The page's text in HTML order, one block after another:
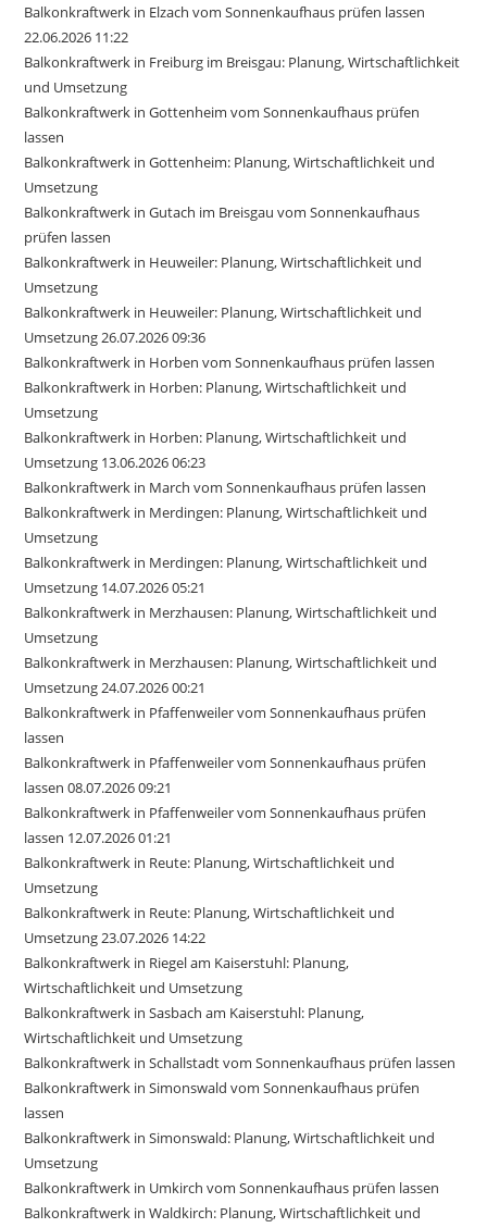
Balkonkraftwerk in Elzach vom Sonnenkaufhaus prüfen lassen
22.06.2026 11:22
Balkonkraftwerk in Freiburg im Breisgau: Planung, Wirtschaftlichkeit
und Umsetzung
Balkonkraftwerk in Gottenheim vom Sonnenkaufhaus prüfen
lassen
Balkonkraftwerk in Gottenheim: Planung, Wirtschaftlichkeit und
Umsetzung
Balkonkraftwerk in Gutach im Breisgau vom Sonnenkaufhaus
prüfen lassen
Balkonkraftwerk in Heuweiler: Planung, Wirtschaftlichkeit und
Umsetzung
Balkonkraftwerk in Heuweiler: Planung, Wirtschaftlichkeit und
Umsetzung 26.07.2026 09:36
Balkonkraftwerk in Horben vom Sonnenkaufhaus prüfen lassen
Balkonkraftwerk in Horben: Planung, Wirtschaftlichkeit und
Umsetzung
Balkonkraftwerk in Horben: Planung, Wirtschaftlichkeit und
Umsetzung 13.06.2026 06:23
Balkonkraftwerk in March vom Sonnenkaufhaus prüfen lassen
Balkonkraftwerk in Merdingen: Planung, Wirtschaftlichkeit und
Umsetzung
Balkonkraftwerk in Merdingen: Planung, Wirtschaftlichkeit und
Umsetzung 14.07.2026 05:21
Balkonkraftwerk in Merzhausen: Planung, Wirtschaftlichkeit und
Umsetzung
Balkonkraftwerk in Merzhausen: Planung, Wirtschaftlichkeit und
Umsetzung 24.07.2026 00:21
Balkonkraftwerk in Pfaffenweiler vom Sonnenkaufhaus prüfen
lassen
Balkonkraftwerk in Pfaffenweiler vom Sonnenkaufhaus prüfen
lassen 08.07.2026 09:21
Balkonkraftwerk in Pfaffenweiler vom Sonnenkaufhaus prüfen
lassen 12.07.2026 01:21
Balkonkraftwerk in Reute: Planung, Wirtschaftlichkeit und
Umsetzung
Balkonkraftwerk in Reute: Planung, Wirtschaftlichkeit und
Umsetzung 23.07.2026 14:22
Balkonkraftwerk in Riegel am Kaiserstuhl: Planung,
Wirtschaftlichkeit und Umsetzung
Balkonkraftwerk in Sasbach am Kaiserstuhl: Planung,
Wirtschaftlichkeit und Umsetzung
Balkonkraftwerk in Schallstadt vom Sonnenkaufhaus prüfen lassen
Balkonkraftwerk in Simonswald vom Sonnenkaufhaus prüfen
lassen
Balkonkraftwerk in Simonswald: Planung, Wirtschaftlichkeit und
Umsetzung
Balkonkraftwerk in Umkirch vom Sonnenkaufhaus prüfen lassen
Balkonkraftwerk in Waldkirch: Planung, Wirtschaftlichkeit und